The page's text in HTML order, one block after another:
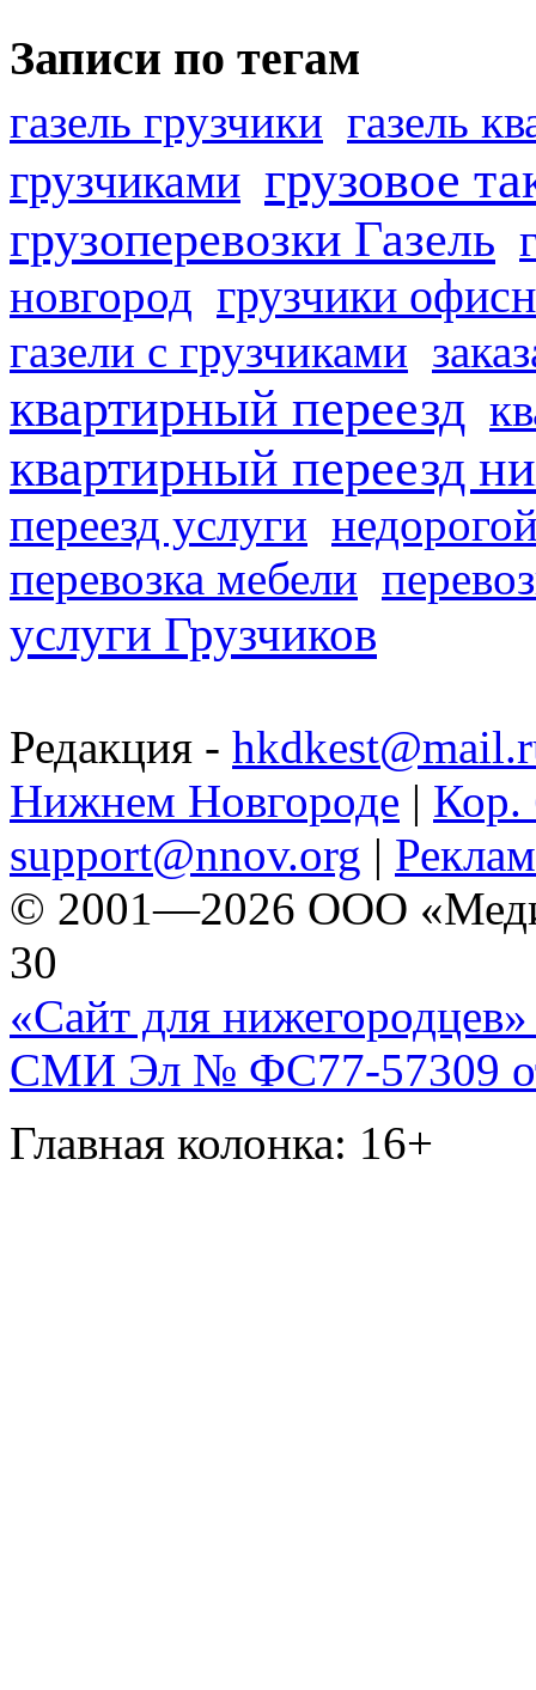
Записи по тегам
газель грузчики газель
грузчиками грузовое
грузоперевозки Газель
новгород грузчики
газели с грузчиками
квартирный переезд
квартирный переезд
переезд услуги
перевозка мебели
услуги Грузчиков
Редакция -
Нижнем Новгороде | Кор.
support@nnov.org |
© 2001—2026 ООО
30
«Сайт для нижегородцев»
СМИ Эл № ФС77-57309
Главная колонка: 16+